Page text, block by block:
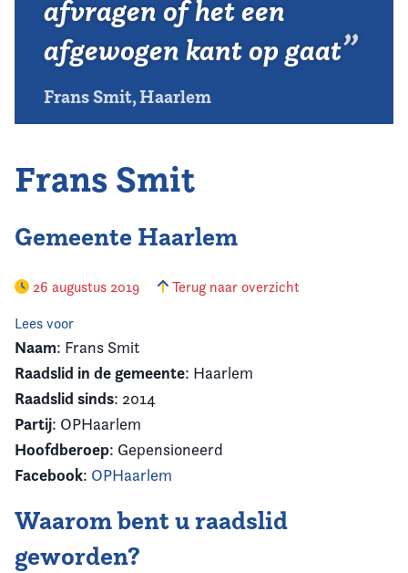
afvragen of het een
afgewogen kant op gaat
Frans Smit, Haarlem
Frans Smit
Gemeente Haarlem
26 augustus 2019 Terug naar overzicht
Lees voor
Naam: Frans Smit
Raadslid in de gemeente: Haarlem
Raadslid sinds: 2014
Partij: OPHaarlem
Hoofdberoep: ​​​​​Gepensioneerd
Facebook: OPHaarlem
Waarom bent u raadslid
geworden?